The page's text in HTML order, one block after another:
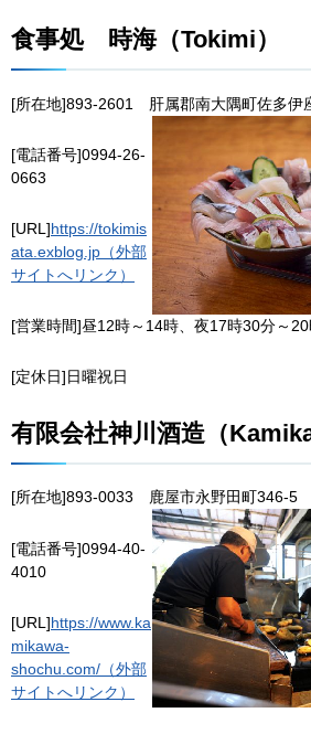
食事処 時海（Tokimi）
[所在地]893-2601 肝属郡南大隅町佐多伊
[電話番号]0994-26-
0663
[URL]https://tokimis
ata.exblog.jp（外部
サイトへリンク）
[営業時間]昼12時～14時、夜17時30分～
[定休日]日曜祝日
有限会社神川酒造（
[所在地]893-0033 鹿屋市永野田町346-5
[電話番号]0994-40-
4010
[URL]https://www.ka
mikawa-
shochu.com/（外部
サイトへリンク）